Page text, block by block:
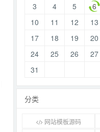
3
4 5 6
10
11 12 13
17
18 19 20
24
25 26 27
31
分类
网站模板源码